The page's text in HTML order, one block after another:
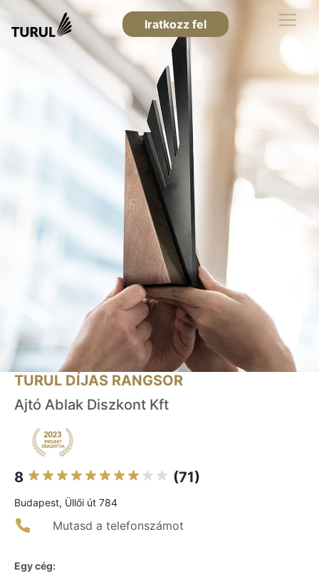
Iratkozz fel
TURUL DÍJAS RANGSOR
Ajtó Ablak Diszkont Kft
8 (71)
Budapest, Üllői út 784
Mutasd a telefonszámot
Egy cég: